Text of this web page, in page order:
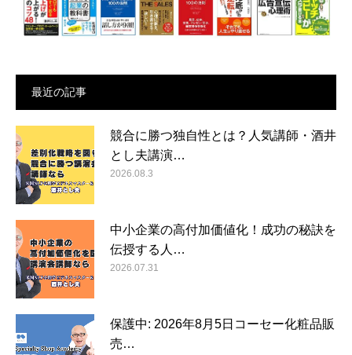
最近の記事
競合に勝つ独自性とは？人気講師・酒井
とし夫講演…
2026.08.3
中小企業の高付加価値化！成功の秘訣を
伝授する人…
2026.07.31
保護中: 2026年8月5日コーセー化粧品販
売…